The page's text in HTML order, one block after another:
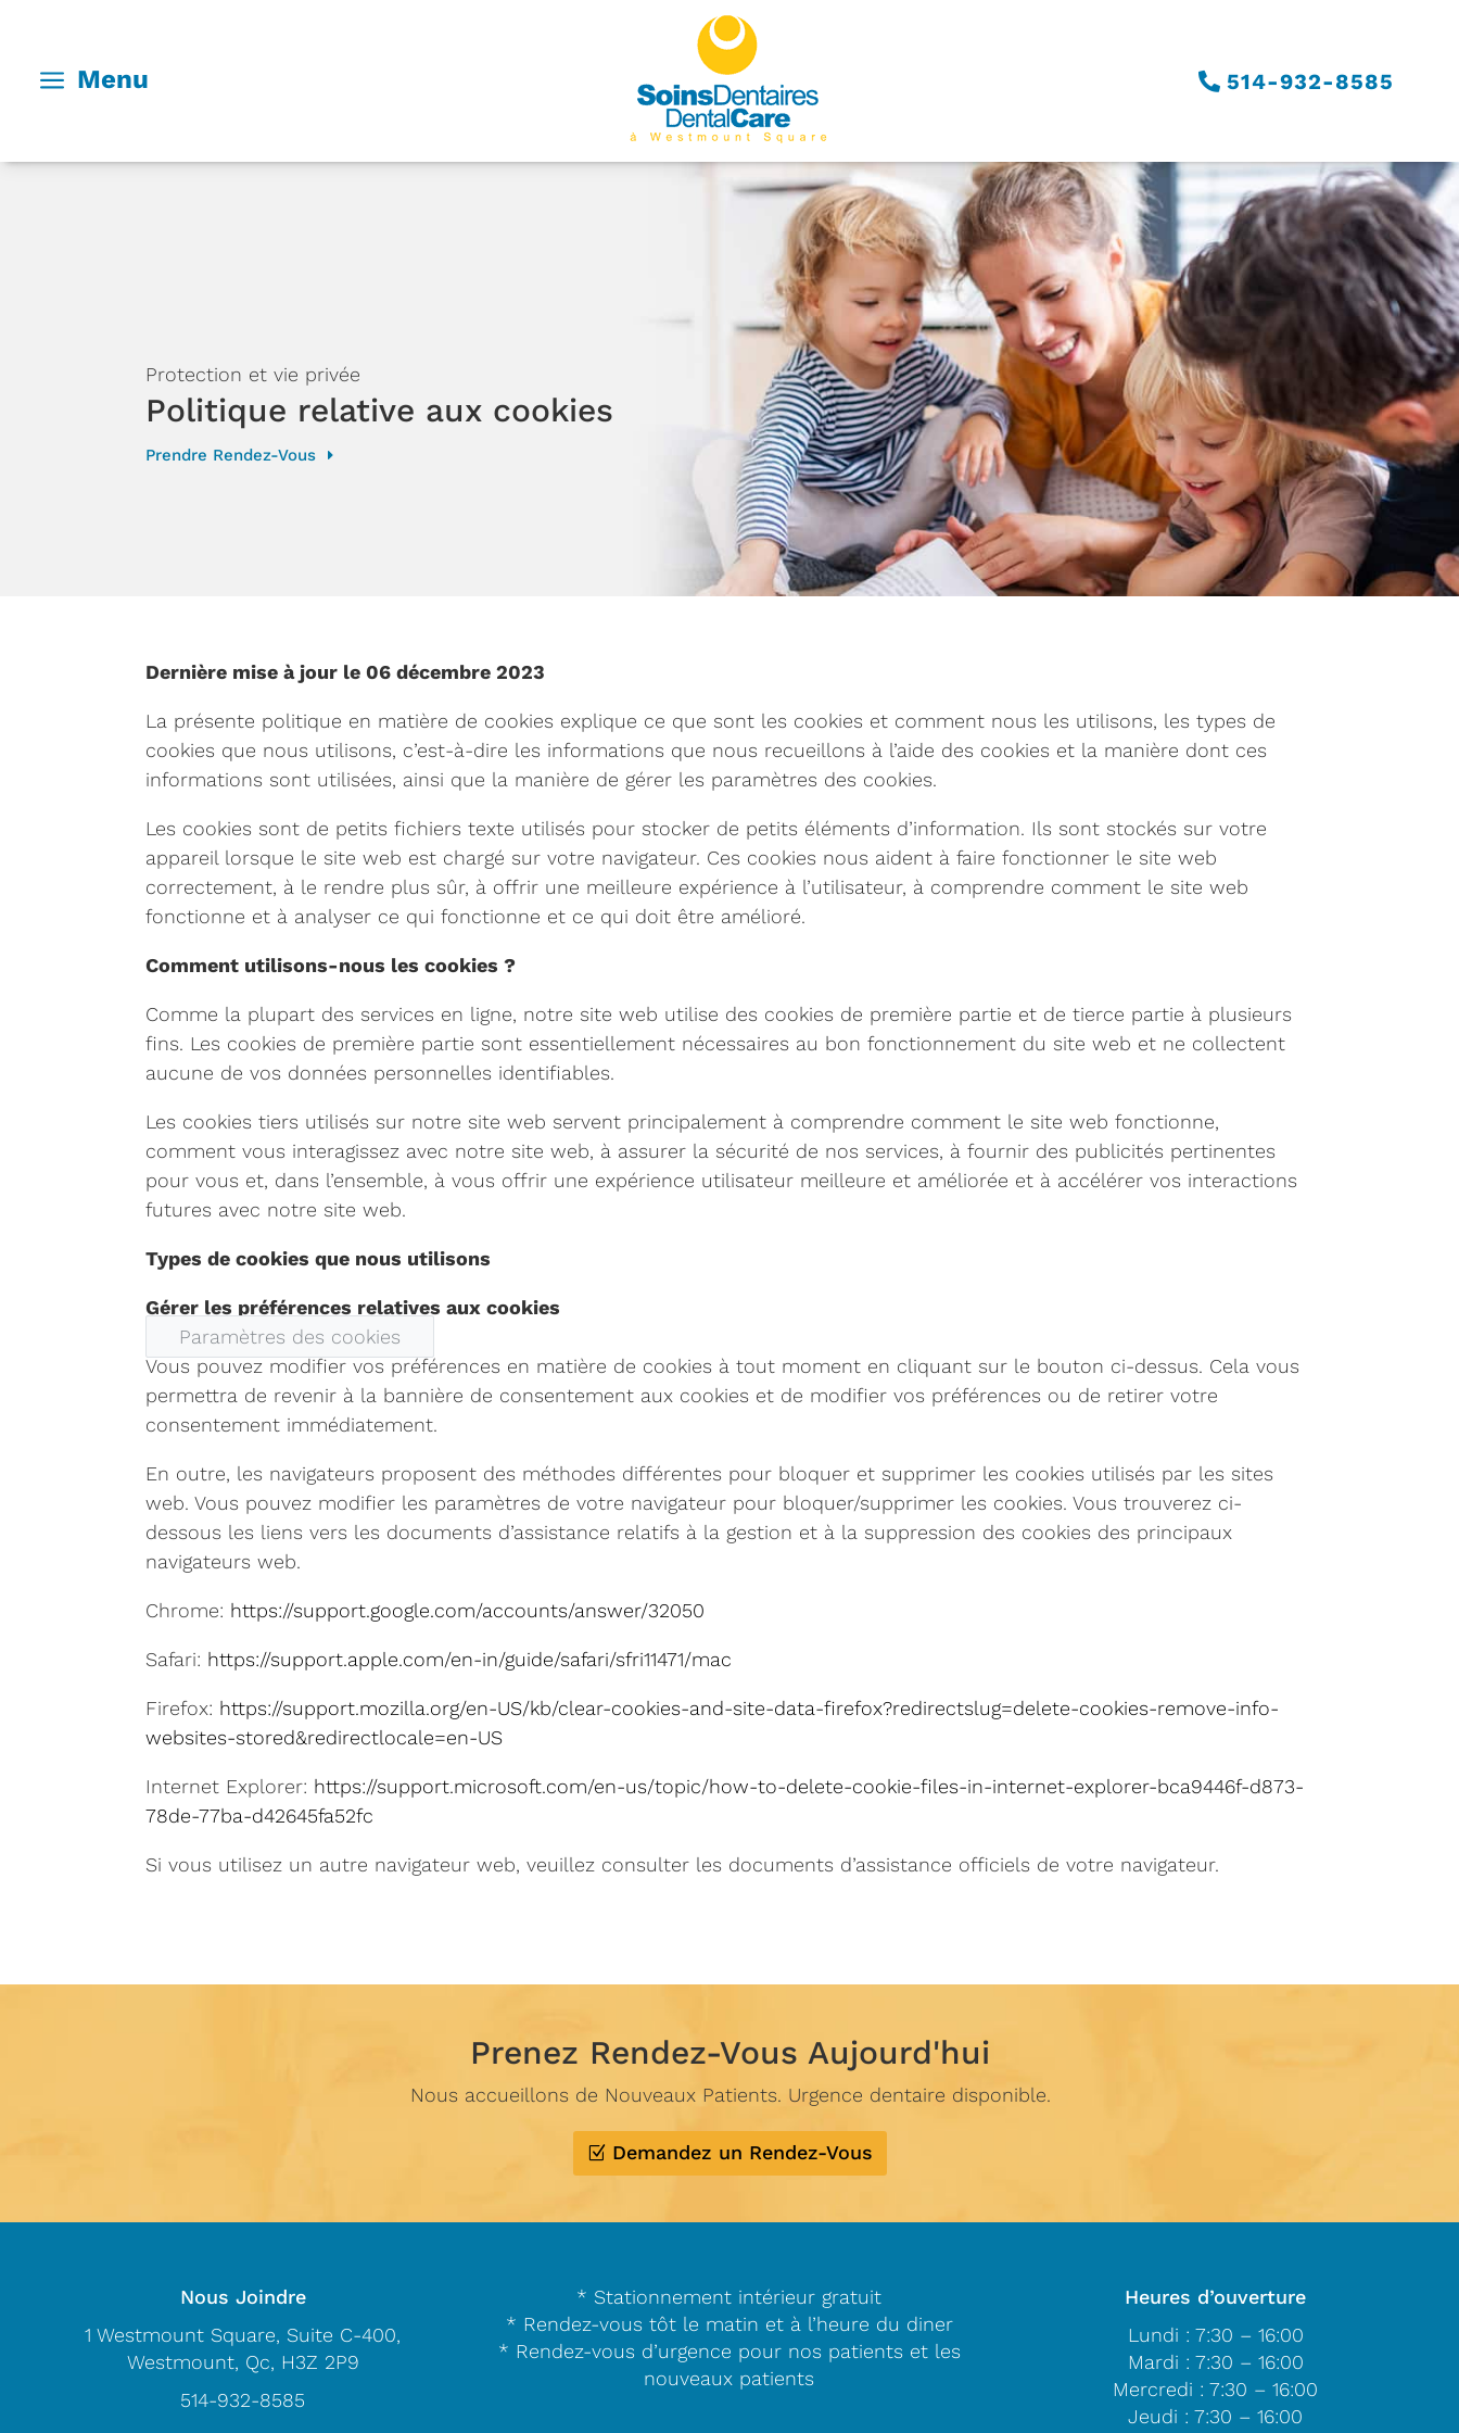
a Menu 514-932-8585
Protection et vie privée
Politique relative aux cookies
Prendre Rendez-Vous
Dernière mise à jour le 06 décembre 2023
La présente politique en matière de cookies explique ce que sont les cookies et comment nous les utilisons, les types de
cookies que nous utilisons, c’est-à-dire les informations que nous recueillons à l’aide des cookies et la manière dont ces
informations sont utilisées, ainsi que la manière de gérer les paramètres des cookies.
Les cookies sont de petits fichiers texte utilisés pour stocker de petits éléments d’information. Ils sont stockés sur votre
appareil lorsque le site web est chargé sur votre navigateur. Ces cookies nous aident à faire fonctionner le site web
correctement, à le rendre plus sûr, à offrir une meilleure expérience à l’utilisateur, à comprendre comment le site web
fonctionne et à analyser ce qui fonctionne et ce qui doit être amélioré.
Comment utilisons-nous les cookies ?
Comme la plupart des services en ligne, notre site web utilise des cookies de première partie et de tierce partie à plusieurs
fins. Les cookies de première partie sont essentiellement nécessaires au bon fonctionnement du site web et ne collectent
aucune de vos données personnelles identifiables.
Les cookies tiers utilisés sur notre site web servent principalement à comprendre comment le site web fonctionne,
comment vous interagissez avec notre site web, à assurer la sécurité de nos services, à fournir des publicités pertinentes
pour vous et, dans l’ensemble, à vous offrir une expérience utilisateur meilleure et améliorée et à accélérer vos interactions
futures avec notre site web.
Types de cookies que nous utilisons
Gérer les préférences relatives aux cookies
Paramètres des cookies
Vous pouvez modifier vos préférences en matière de cookies à tout moment en cliquant sur le bouton ci-dessus. Cela vous
permettra de revenir à la bannière de consentement aux cookies et de modifier vos préférences ou de retirer votre
consentement immédiatement.
En outre, les navigateurs proposent des méthodes différentes pour bloquer et supprimer les cookies utilisés par les sites
web. Vous pouvez modifier les paramètres de votre navigateur pour bloquer/supprimer les cookies. Vous trouverez ci-
dessous les liens vers les documents d’assistance relatifs à la gestion et à la suppression des cookies des principaux
navigateurs web.
Chrome: https://support.google.com/accounts/answer/32050
Safari: https://support.apple.com/en-in/guide/safari/sfri11471/mac
Firefox: https://support.mozilla.org/en-US/kb/clear-cookies-and-site-data-firefox?redirectslug=delete-cookies-remove-info-
websites-stored&redirectlocale=en-US
Internet Explorer: https://support.microsoft.com/en-us/topic/how-to-delete-cookie-files-in-internet-explorer-bca9446f-d873-
78de-77ba-d42645fa52fc
Si vous utilisez un autre navigateur web, veuillez consulter les documents d’assistance officiels de votre navigateur.
Prenez Rendez-Vous Aujourd'hui
Nous accueillons de Nouveaux Patients. Urgence dentaire disponible.
Demandez un Rendez-Vous
Nous Joindre
1 Westmount Square, Suite C-400,
Westmount, Qc, H3Z 2P9
514-932-8585
* Stationnement intérieur gratuit
* Rendez-vous tôt le matin et à l’heure du diner
* Rendez-vous d’urgence pour nos patients et les
nouveaux patients
Heures d’ouverture
Lundi : 7:30 – 16:00
Mardi : 7:30 – 16:00
Mercredi : 7:30 – 16:00
Jeudi : 7:30 – 16:00